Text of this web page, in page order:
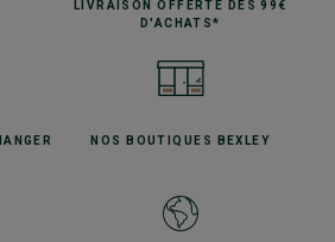
LIVRAISON OFFERTE
DÈS 99€
D'ACHATS*
NOS BOUTIQUES BEXLEY